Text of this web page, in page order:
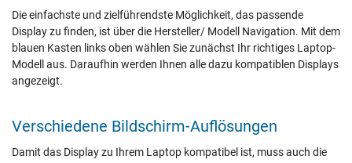
Die einfachste und zielführendste Möglichkeit, das passende
Display zu finden, ist über die Hersteller/ Modell Navigation. Mit dem
blauen Kasten links oben wählen Sie zunächst Ihr richtiges Laptop-
Modell aus. Daraufhin werden Ihnen alle dazu kompatiblen Displays
angezeigt.
Verschiedene Bildschirm-Auflösungen
Damit das Display zu Ihrem Laptop kompatibel ist, muss auch die